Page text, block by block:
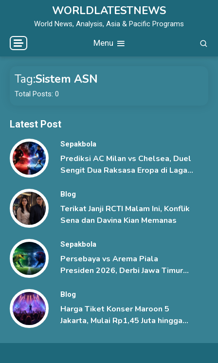
WORLDLATESTNEWS
World News, Analysis, Asia & Pacific Programs
Menu
Tag:Sistem ASN
Total Posts: 0
Latest Post
Sepakbola
Prediksi AC Milan vs Chelsea, Duel
Sengit Dua Raksasa Eropa di Laga
Blog
Terikat Janji RCTI Malam Ini, Konflik
Sena dan Davina Kian Memanas
Sepakbola
Persebaya vs Arema Piala
Presiden 2026, Derbi Jawa Timur
Blog
Harga Tiket Konser Maroon 5
Jakarta, Mulai Rp1,45 Juta hingga